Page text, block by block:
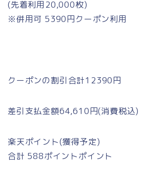
(先着利用20,000枚)
※併用可 5390円クーポン利用
クーポンの割引合計12390円
差引支払金額64,610円(消費税込)
楽天ポイント(獲得予定)
合計 588ポイントポイント